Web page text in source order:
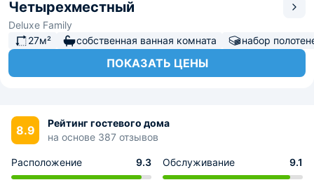
Четырехместный
Deluxe Family
27м²
собственная ванная комната набор
ПОКАЗАТЬ ЦЕНЫ
8.9
Рейтинг гостевого дома
на основе 387 отзывов
Расположение 9.3 Обслуживание 9.1